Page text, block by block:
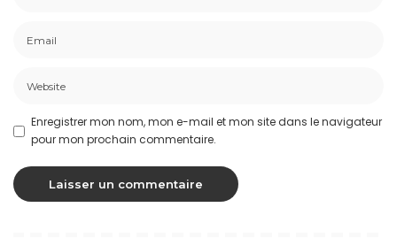
Enregistrer mon nom, mon e-mail et mon site dans le navigateur
pour mon prochain commentaire.